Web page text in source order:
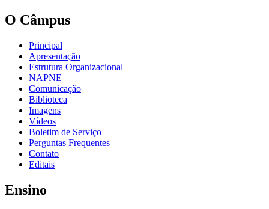
O Câmpus
Principal
Apresentação
Estrutura Organizacional
NAPNE
Comunicação
Biblioteca
Imagens
Vídeos
Boletim de Serviço
Perguntas Frequentes
Contato
Editais
Ensino